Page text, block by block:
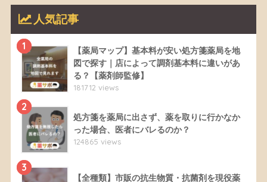
人気記事
1
【薬局マップ】基本料が安い処方箋薬局を地
図で探す｜店によって調剤基本料に違いがあ
る？【薬剤師監修】
181712 views
2
処方箋を薬局に出さず、薬を取りに行かなか
った場合、医者にバレるのか？
124865 views
3
【全種類】市販の抗生物質・抗菌剤を現役薬